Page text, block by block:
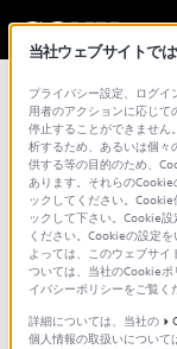
総合サポ
文書番号 : 00287383
ゆっくり
が反映さ
QM-SS1
当社ウェブサイトで
プライバシー設定、ログ
用者のアクションに応じ
停止することができません
析するため、あるいは個々
供する等の目的のため、
あります。それらの
ックしてください。
ックして下さい。Cookie
ください。Cookieの設定
よっては、このウェブサ
ついては、当社のCookie
イバシーポリシーをご覧く
詳細については、当社の
個人情報の取扱いについて